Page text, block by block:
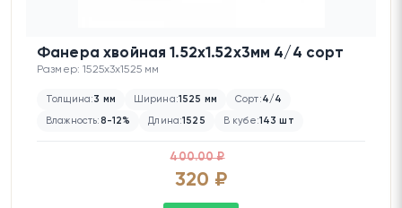
Фанера хвойная 1.52х1.52х3мм 4/4 сорт
Размер: 1525x3x1525 мм
Толщина:3 мм Ширина:1525 мм Сорт:4/4
Влажность:8-12% Длина:1525 В кубе:143 шт
400.00 ₽
320 ₽